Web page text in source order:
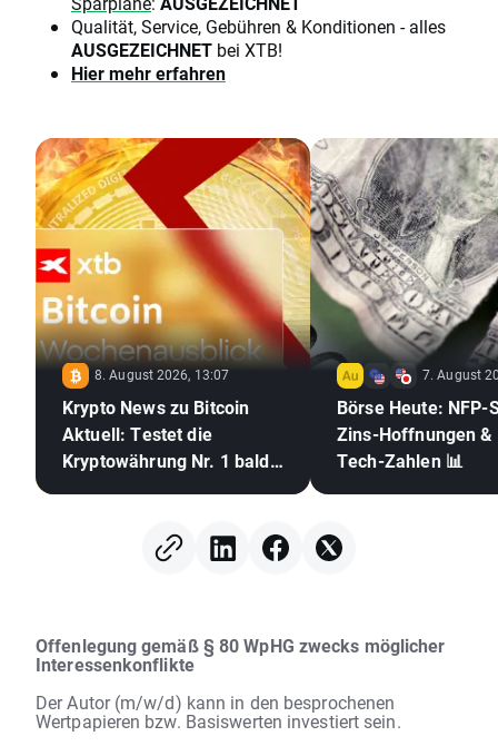
Qualität, Service, Gebühren & Konditionen - alles
AUSGEZEICHNET bei XTB!
Hier mehr erfahren
8. August 2026, 13:07
Krypto News zu Bitcoin
Aktuell: Testet die
Kryptowährung Nr. 1 bald
7. August
Börse Heute: NFP-
Zins-Hoffnungen &
Tech-Zahlen 📊
Offenlegung gemäß § 80 WpHG zwecks möglicher
Interessenkonflikte
Der Autor (m/w/d) kann in den besprochenen
Wertpapieren bzw. Basiswerten investiert sein.